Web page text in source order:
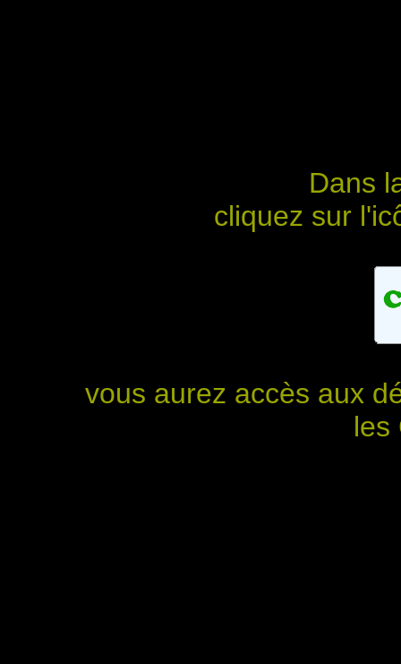
Dans
cliquez sur
vous aurez accès aux
les